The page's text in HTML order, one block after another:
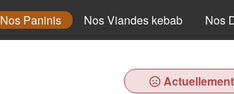
Nos Paninis Nos Viandes kebab Nos